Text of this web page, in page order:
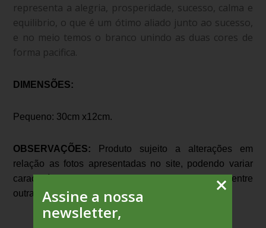
representa a alegria, prosperidade, sucesso, calma e
equilibrio, o que é um ótimo aliado junto ao sucesso,
e no meio temos o branco unindo as duas cores de
forma pacifica.
DIMENSÕES:
Pequeno: 30cm x12cm.
OBSERVAÇÕES:
Produto sujeito a alterações em
relação as fotos apresentadas no site, podendo variar
características como cor, forma, tamanho exato, entre
outras. Assine a nossa
newsletter,